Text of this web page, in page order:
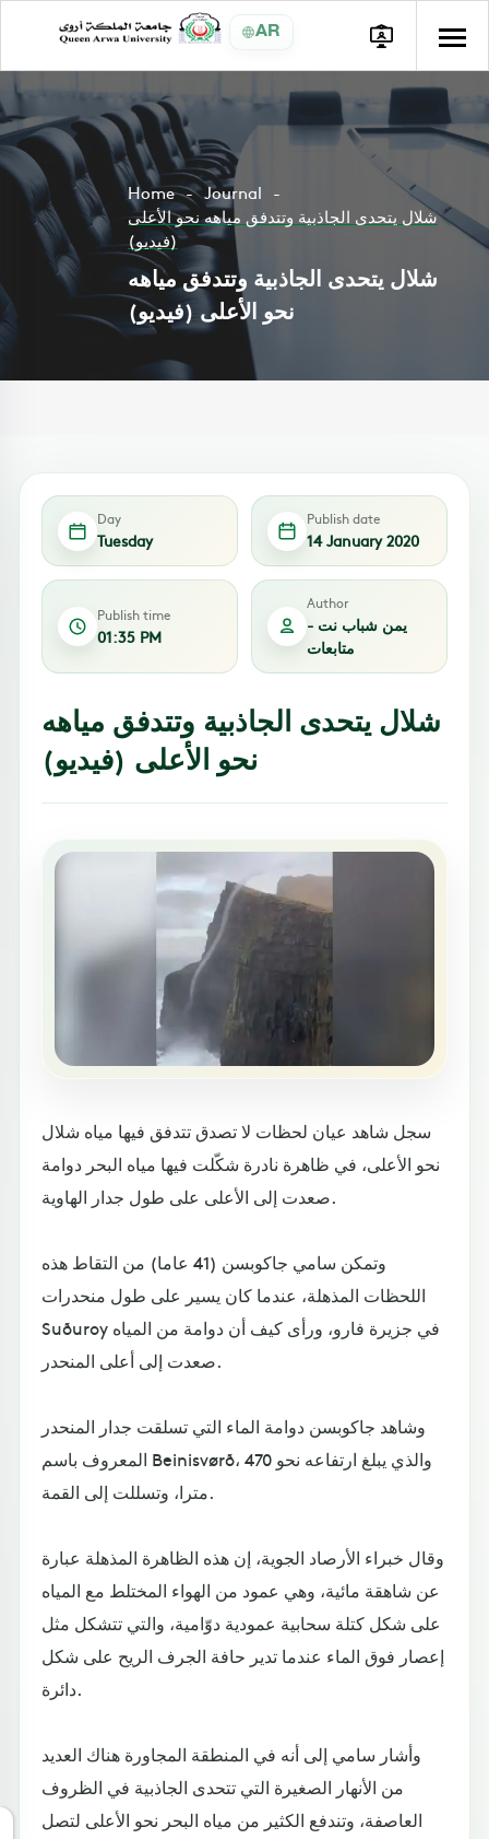
AR
Home
Journal
شلال يتحدى الجاذبية وتتدفق مياهه نحو الأعلى
(فيديو)
شلال يتحدى الجاذبية وتتدفق مياهه
نحو الأعلى (فيديو)
Day
Tuesday
Publish date
14 January 2020
Publish time
01:35 PM
Author
يمن شباب نت -
متابعات
شلال يتحدى الجاذبية وتتدفق مياهه
نحو الأعلى (فيديو)
سجل شاهد عيان لحظات لا تصدق تتدفق فيها مياه شلال
نحو الأعلى، في ظاهرة نادرة شكّلت فيها مياه البحر دوامة
صعدت إلى الأعلى على طول جدار الهاوية.
وتمكن سامي جاكوبسن (41 عاما) من التقاط هذه
اللحظات المذهلة، عندما كان يسير على طول منحدرات
Suðuroy في جزيرة فارو، ورأى كيف أن دوامة من المياه
صعدت إلى أعلى المنحدر.
وشاهد جاكوبسن دوامة الماء التي تسلقت جدار المنحدر
المعروف باسم Beinisvørð، والذي يبلغ ارتفاعه نحو 470
مترا، وتسللت إلى القمة.
وقال خبراء الأرصاد الجوية، إن هذه الظاهرة المذهلة عبارة
عن شاهقة مائية، وهي عمود من الهواء المختلط مع المياه
على شكل كتلة سحابية عمودية دوّامية، والتي تتشكل مثل
إعصار فوق الماء عندما تدير حافة الجرف الريح على شكل
دائرة.
وأشار سامي إلى أنه في المنطقة المجاورة هناك العديد
من الأنهار الصغيرة التي تتحدى الجاذبية في الظروف
العاصفة، وتندفع الكثير من مياه البحر نحو الأعلى لتصل